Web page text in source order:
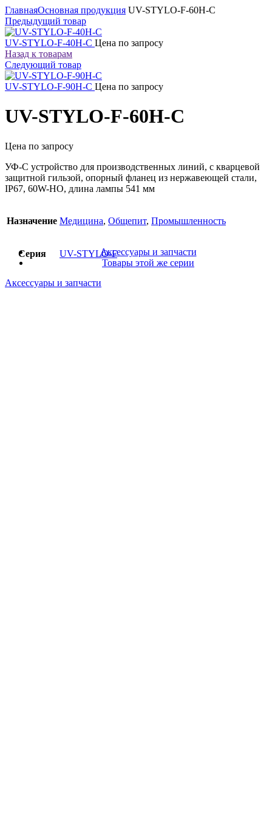
ГлавнаяОсновная продукция UV-STYLO-F-60H-C
Предыдущий товар
UV-STYLO-F-40H-C Цена по запросу
Назад к товарам
Следующий товар
UV-STYLO-F-90H-C Цена по запросу
UV-STYLO-F-60H-C
Цена по запросу
УФ-С устройство для производственных линий, с кварцевой
защитной гильзой, опорный фланец из нержавеющей стали,
IP67, 60W-HO, длина лампы 541 мм
Назначение Медицина, Общепит, Промышленность
Серия UV-STYLO-FАксессуары и запчасти
Товары этой же серии
Аксессуары и запчасти